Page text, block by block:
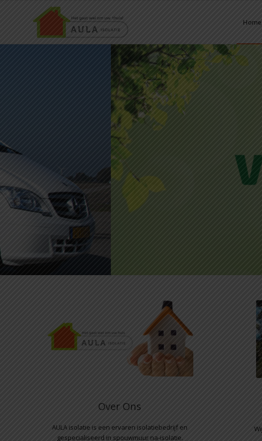
Home
Over Ons
AULA isolatie is een ervaren isolatiebedrijf en
gespecialiseerd in spouwmuur na-isolatie.